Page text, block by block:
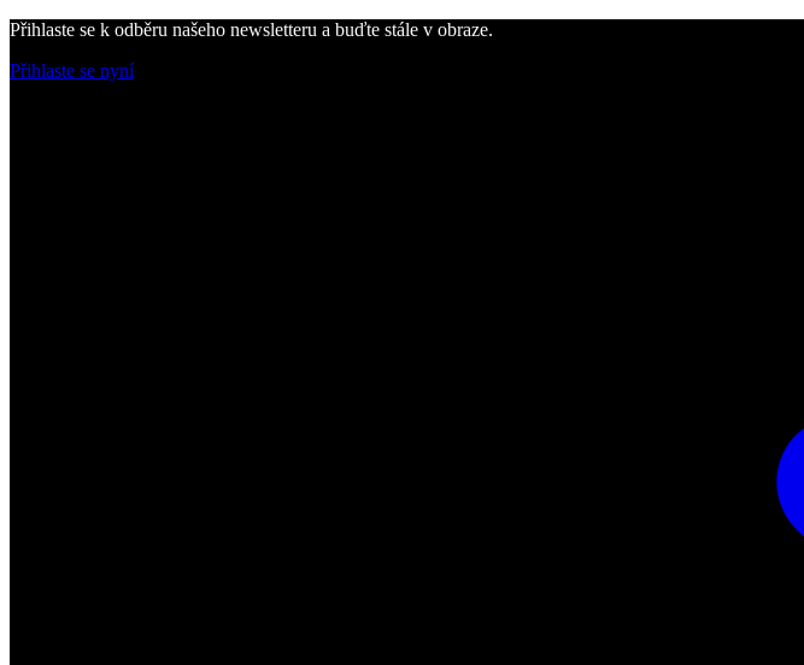
Přihlaste se k odběru našeho newsletteru a buďte stále v obraze.
Přihlaste se nyní